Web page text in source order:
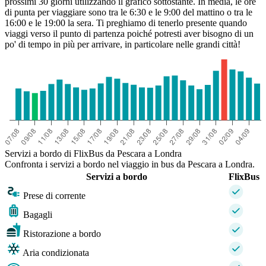
di punta per viaggiare sono tra le 6:30 e le 9:00 del mattino o tra le
16:00 e le 19:00 la sera. Ti preghiamo di tenerlo presente quando
viaggi verso il punto di partenza poiché potresti aver bisogno di un
po' di tempo in più per arrivare, in particolare nelle grandi città!
Servizi a bordo di FlixBus da Pescara a Londra
Confronta i servizi a bordo nel viaggio in bus da Pescara a Londra.
Servizi a bordo
FlixBus
Prese di corrente
Bagagli
Ristorazione a bordo
Aria condizionata